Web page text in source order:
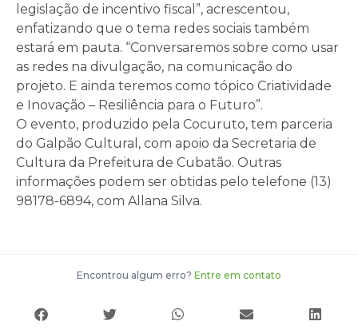
legislação de incentivo fiscal”, acrescentou,
enfatizando que o tema redes sociais também
estará em pauta. “Conversaremos sobre como usar
as redes na divulgação, na comunicação do
projeto. E ainda teremos como tópico Criatividade
e Inovação – Resiliência para o Futuro”.
O evento, produzido pela Cocuruto, tem parceria
do Galpão Cultural, com apoio da Secretaria de
Cultura da Prefeitura de Cubatão. Outras
informações podem ser obtidas pelo telefone (13)
98178-6894, com Allana Silva.
Encontrou algum erro? Entre em contato